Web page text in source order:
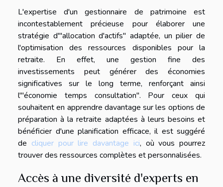
L'expertise d'un gestionnaire de patrimoine est
incontestablement précieuse pour élaborer une
stratégie d'"allocation d'actifs" adaptée, un pilier de
l'optimisation des ressources disponibles pour la
retraite. En effet, une gestion fine des
investissements peut générer des économies
significatives sur le long terme, renforçant ainsi
l'"économie temps consultation". Pour ceux qui
souhaitent en apprendre davantage sur les options de
préparation à la retraite adaptées à leurs besoins et
bénéficier d'une planification efficace, il est suggéré
de cliquer pour lire davantage ici, où vous pourrez
trouver des ressources complètes et personnalisées.
Accès à une diversité d'experts en